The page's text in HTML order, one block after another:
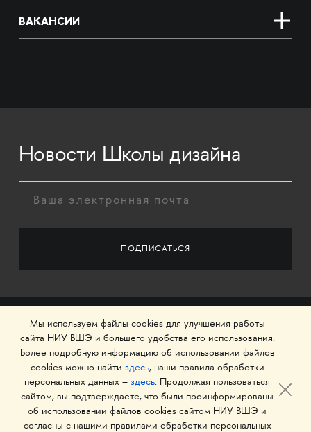
ВАКАНСИИ
Новости Школы дизайна
© 1993–2026 Национальный исследовательский
Мы используем файлы cookies для улучшения работы
сайта НИУ ВШЭ и большего удобства его использования.
Более подробную информацию об использовании файлов
cookies можно найти здесь, наши правила обработки
персональных данных – здесь. Продолжая пользоваться
сайтом, вы подтверждаете, что были проинформированы
об использовании файлов cookies сайтом НИУ ВШЭ и
согласны с нашими правилами обработки персональных